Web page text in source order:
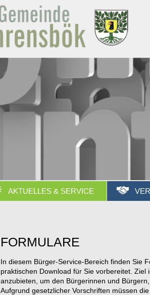
AKTUELLES & SERVICE
FORMULARE
In diesem Bürger-Service-Bereich finden Sie
praktischen Download für Sie vorbereitet.
anzubieten, um den Bürgerinnen und
Aufgrund gesetzlicher Vorschriften müssen